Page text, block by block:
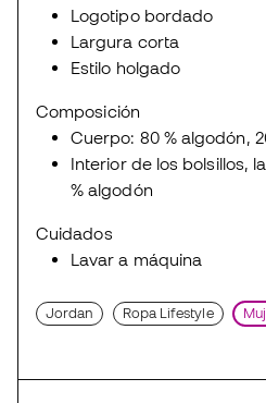
Logotipo bordado
Largura corta
Estilo holgado
Composición
Cuerpo: 80 % algodón,
Interior de los bolsillos,
% algodón
Cuidados
Lavar a máquina
Jordan Ropa Lifestyle